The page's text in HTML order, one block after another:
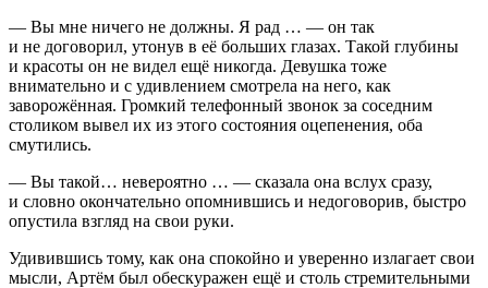
— Вы мне ничего не должны. Я рад … — он так
и не договорил, утонув в её больших глазах. Такой глубины
и красоты он не видел ещё никогда. Девушка тоже
внимательно и с удивлением смотрела на него, как
заворожённая. Громкий телефонный звонок за соседним
столиком вывел их из этого состояния оцепенения, оба
смутились.
— Вы такой… невероятно … — сказала она вслух сразу,
и словно окончательно опомнившись и недоговорив, быстро
опустила взгляд на свои руки.
Удивившись тому, как она спокойно и уверенно излагает свои
мысли, Артём был обескуражен ещё и столь стремительными